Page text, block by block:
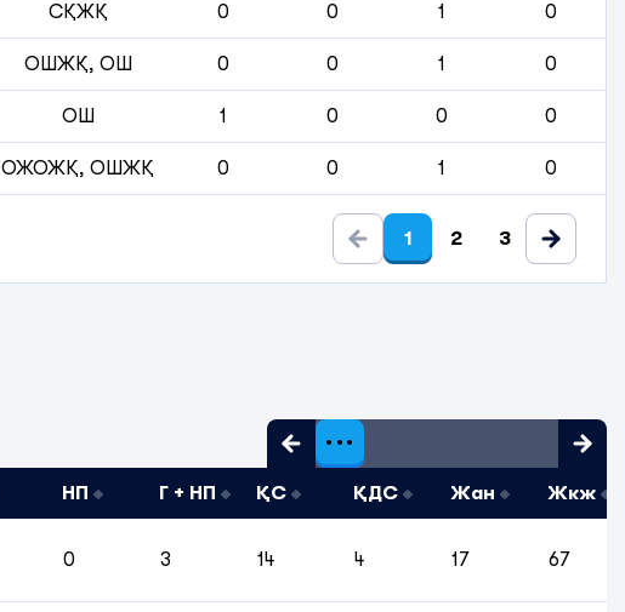
СҚЖҚ 0 0 1 0
ОШЖҚ, ОШ 0 0 1 0
ОШ 1 0 0 0
ОЖОЖҚ, ОШЖҚ 0 0 1 0
1 2 3
НП Г + НП ҚС ҚДС Жан Жкж
0 3 14 4 17 67